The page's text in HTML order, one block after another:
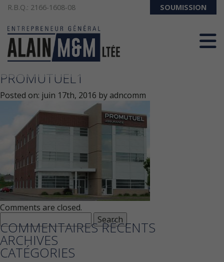
R.B.Q.: 2166-1608-08 418-286-3357
SOUMISSION
PROMUTUEL1
Posted on: juin 17th, 2016 by adncomm
Comments are closed.
for:
COMMENTAIRES RÉCENTS
ARCHIVES
CATÉGORIES